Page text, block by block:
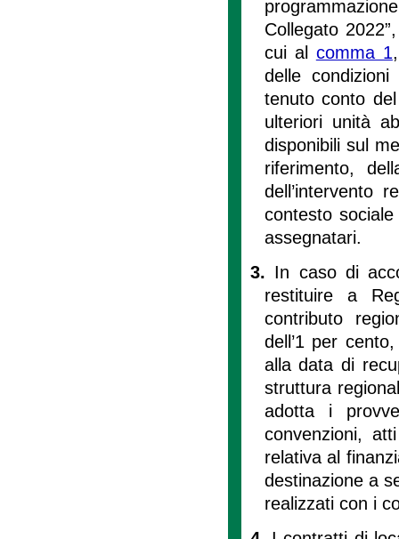
Collegato
cui al comma 1
delle
tenuto conto
ulteriori unità
disponibili sul
riferimento,
dell’intervento
contesto
assegnatari.
3. In caso di
restituire a
contributo
dell’1 per
alla data di
struttura
adotta i
convenzioni,
relativa al
destinazione a
realizzati con i